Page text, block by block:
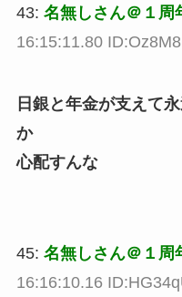
43: 名無しさん＠１周
16:15:11.80
日銀と年金が支えて
か
心配すんな
45: 名無しさん＠１周
16:16:10.16